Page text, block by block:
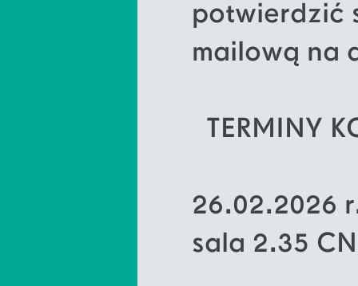
potwierdzić
mailową na
TERMINY
sala 2.35